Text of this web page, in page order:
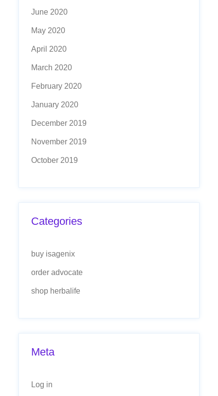
June 2020
May 2020
April 2020
March 2020
February 2020
January 2020
December 2019
November 2019
October 2019
Categories
buy isagenix
order advocate
shop herbalife
Meta
Log in